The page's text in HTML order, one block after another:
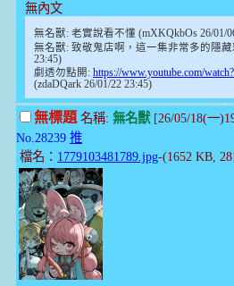
無內文
無名獸: 老實說看不懂 (mXKQkbOs 26/01/
無名獸: 致敬鬼店啊，這一集非常多的隱藏
23:45)
劇透勿點開: https://www.youtube.com/
(zdaDQark 26/01/22 23:45)
無標題名稱: 無名獸[26/05/18(一
No.28239 推
檔名： 1779103481789.jpg-(1652 KB,